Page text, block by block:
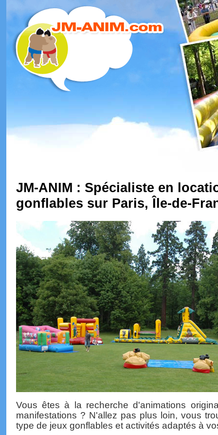
JM-ANIM : Spécialiste en
gonflables sur Paris, Île-de-
Vous êtes à la recherche d'animations
manifestations ? N'allez pas plus loin, vous
type de jeux gonflables et activités adaptés à